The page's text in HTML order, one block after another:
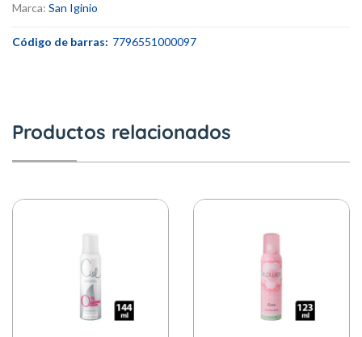
Marca: San Iginio
Código de barras: 7796551000097
Productos relacionados